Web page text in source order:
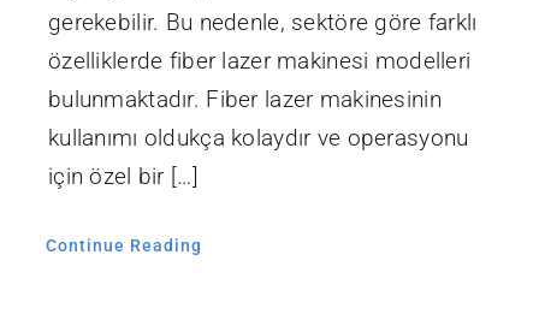
gerekebilir. Bu nedenle, sektöre göre farklı
özelliklerde fiber lazer makinesi modelleri
bulunmaktadır. Fiber lazer makinesinin
kullanımı oldukça kolaydır ve operasyonu
için özel bir […]
Continue Reading